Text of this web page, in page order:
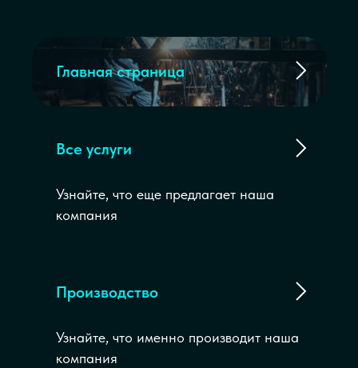
Главная страница
Все услуги
Узнайте, что еще предлагает наша
компания
Производство
Узнайте, что именно производит наша
компания